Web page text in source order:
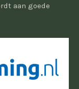
aan goede